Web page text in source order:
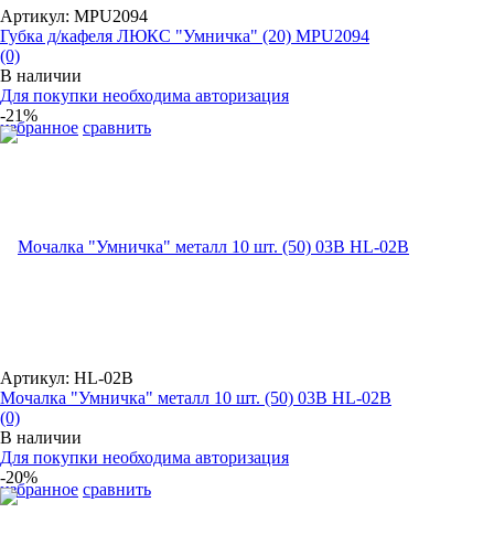
избранное сравнить
Артикул: MPU2094
Губка д/кафеля ЛЮКС "Умничка" (20) MPU2094
(0)
В наличии
Для покупки необходима авторизация
-21%
избранное сравнить
Артикул: HL-02B
Мочалка "Умничка" металл 10 шт. (50) 03В HL-02B
(0)
В наличии
Для покупки необходима авторизация
-20%